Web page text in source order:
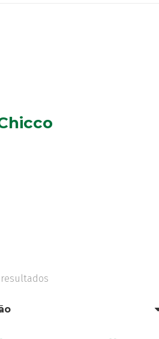
resultados